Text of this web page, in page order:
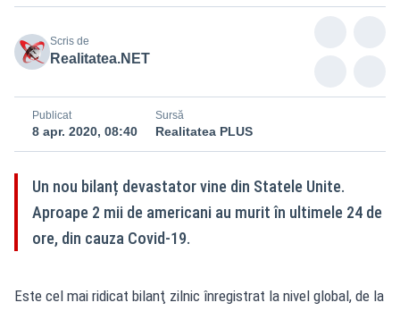
Scris de
Realitatea.NET
Publicat
8 apr. 2020, 08:40
Sursă
Realitatea PLUS
Un nou bilanț devastator vine din Statele Unite.
Aproape 2 mii de americani au murit în ultimele 24 de
ore, din cauza Covid-19.
Este cel mai ridicat bilanţ zilnic înregistrat la nivel global, de la